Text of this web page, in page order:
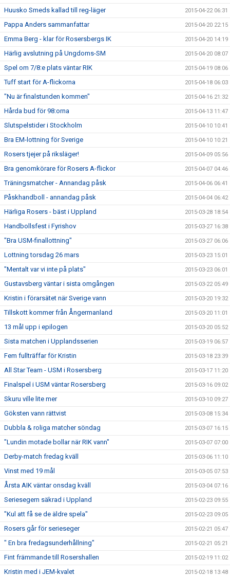
Huusko Smeds kallad till reg-läger 2015-04-22 06:31
Pappa Anders sammanfattar 2015-04-20 22:15
Emma Berg - klar för Rosersbergs IK 2015-04-20 14:19
Härlig avslutning på Ungdoms-SM 2015-04-20 08:07
Spel om 7/8:e plats väntar RIK 2015-04-19 08:06
Tuff start för A-flickorna 2015-04-18 06:03
"Nu är finalstunden kommen" 2015-04-16 21:32
Hårda bud för 98:orna 2015-04-13 11:47
Slutspelstider i Stockholm 2015-04-10 10:41
Bra EM-lottning för Sverige 2015-04-10 10:21
Rosers tjejer på riksläger! 2015-04-09 05:56
Bra genomkörare för Rosers A-flickor 2015-04-07 04:46
Träningsmatcher - Annandag påsk 2015-04-06 06:41
Påskhandboll - annandag påsk 2015-04-04 06:42
Härliga Rosers - bäst i Uppland 2015-03-28 18:54
Handbollsfest i Fyrishov 2015-03-27 16:38
"Bra USM-finallottning" 2015-03-27 06:06
Lottning torsdag 26 mars 2015-03-23 15:01
"Mentalt var vi inte på plats" 2015-03-23 06:01
Gustavsberg väntar i sista omgången 2015-03-22 05:49
Kristin i förarsätet när Sverige vann 2015-03-20 19:32
Tillskott kommer från Ångermanland 2015-03-20 11:01
13 mål upp i epilogen 2015-03-20 05:52
Sista matchen i Upplandsserien 2015-03-19 06:57
Fem fullträffar för Kristin 2015-03-18 23:39
All Star Team - USM i Rosersberg 2015-03-17 11:20
Finalspel i USM väntar Rosersberg 2015-03-16 09:02
Skuru ville lite mer 2015-03-10 09:27
Göksten vann rättvist 2015-03-08 15:34
Dubbla & roliga matcher söndag 2015-03-07 16:15
"Lundin motade bollar när RIK vann" 2015-03-07 07:00
Derby-match fredag kväll 2015-03-06 11:10
Vinst med 19 mål 2015-03-05 07:53
Årsta AIK väntar onsdag kväll 2015-03-04 07:16
Seriesegern säkrad i Uppland 2015-02-23 09:55
"Kul att få se de äldre spela" 2015-02-23 09:05
Rosers går för serieseger 2015-02-21 05:47
" En bra fredagsunderhållning" 2015-02-21 05:21
Fint främmande till Rosershallen 2015-02-19 11:02
Kristin med i JEM-kvalet 2015-02-18 13:48